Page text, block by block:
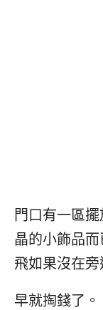
門口有一區
晶的小飾品
飛如果沒在旁
早就掏錢了。